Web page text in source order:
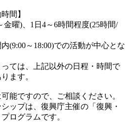
間】
金曜)、1日4～6時間程度(25時間/
(9:00～18:00)での活動が中心とな
ては、上記以外の日程・時間で
ます。
能ですので、ご相談ください。
ップは、復興庁主催の「復興・
ログラムです。